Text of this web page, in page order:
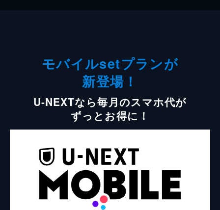
モバイルsetプランが
新登場！
U-NEXTなら毎月のスマホ代が
ずっとお得に！